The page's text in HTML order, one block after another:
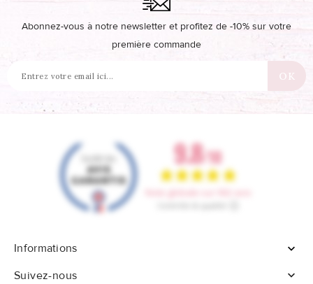
Abonnez-vous à notre newsletter et profitez de -10% sur votre
première commande
Informations

Suivez-nous
